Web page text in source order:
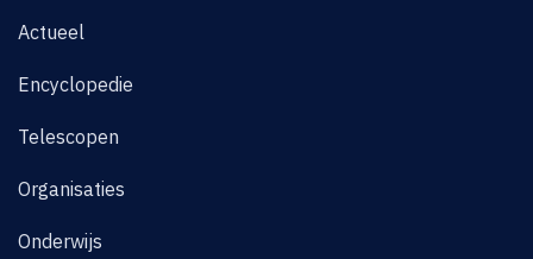
Actueel
Encyclopedie
Telescopen
Organisaties
Onderwijs